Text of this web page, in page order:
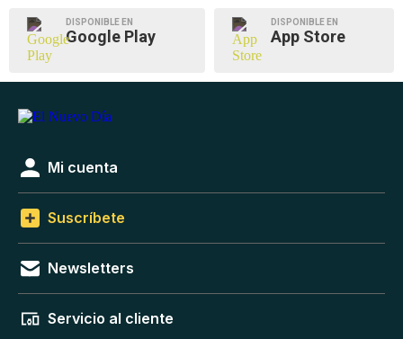
DISPONIBLE EN
Google Play
DISPONIBLE EN
App Store
Mi cuenta
Suscríbete
Newsletters
Servicio al cliente